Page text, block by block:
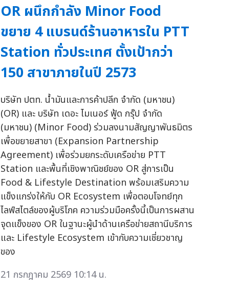
OR ผนึกกำลัง Minor Food
ขยาย 4 แบรนด์ร้านอาหารใน PTT
Station ทั่วประเทศ ตั้งเป้ากว่า
150 สาขาภายในปี 2573
บริษัท ปตท. น้ำมันและการค้าปลีก จำกัด (มหาชน)
(OR) และ บริษัท เดอะ ไมเนอร์ ฟู้ด กรุ๊ป จำกัด
(มหาชน) (Minor Food) ร่วมลงนามสัญญาพันธมิตร
เพื่อขยายสาขา (Expansion Partnership
Agreement) เพื่อร่วมยกระดับเครือข่าย PTT
Station และพื้นที่เชิงพาณิชย์ของ OR สู่การเป็น
Food & Lifestyle Destination พร้อมเสริมความ
แข็งแกร่งให้กับ OR Ecosystem เพื่อตอบโจทย์ทุก
ไลฟ์สไตล์ของผู้บริโภค ความร่วมมือครั้งนี้เป็นการผสาน
จุดแข็งของ OR ในฐานะผู้นำด้านเครือข่ายสถานีบริการ
และ Lifestyle Ecosystem เข้ากับความเชี่ยวชาญ
ของ
21 กรกฎาคม 2569 10:14 น.